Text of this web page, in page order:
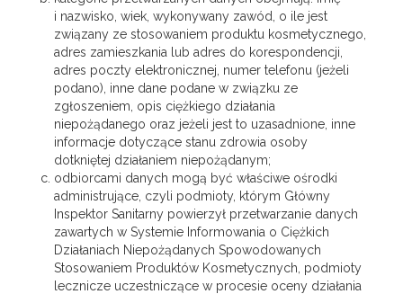
i nazwisko, wiek, wykonywany zawód, o ile jest
związany ze stosowaniem produktu kosmetycznego,
adres zamieszkania lub adres do korespondencji,
adres poczty elektronicznej, numer telefonu (jeżeli
podano), inne dane podane w związku ze
zgłoszeniem, opis ciężkiego działania
niepożądanego oraz jeżeli jest to uzasadnione, inne
informacje dotyczące stanu zdrowia osoby
dotkniętej działaniem niepożądanym;
odbiorcami danych mogą być właściwe ośrodki
administrujące, czyli podmioty, którym Główny
Inspektor Sanitarny powierzył przetwarzanie danych
zawartych w Systemie Informowania o Ciężkich
Działaniach Niepożądanych Spowodowanych
Stosowaniem Produktów Kosmetycznych, podmioty
lecznicze uczestniczące w procesie oceny działania